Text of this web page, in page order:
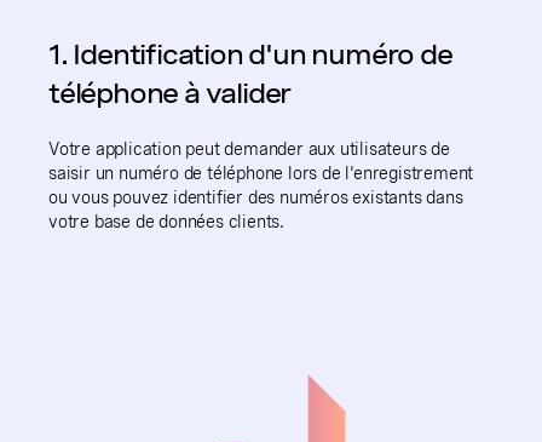
1. Identification d'un numéro de
téléphone à valider
Votre application peut demander aux utilisateurs de
saisir un numéro de téléphone lors de l'enregistrement
ou vous pouvez identifier des numéros existants dans
votre base de données clients.